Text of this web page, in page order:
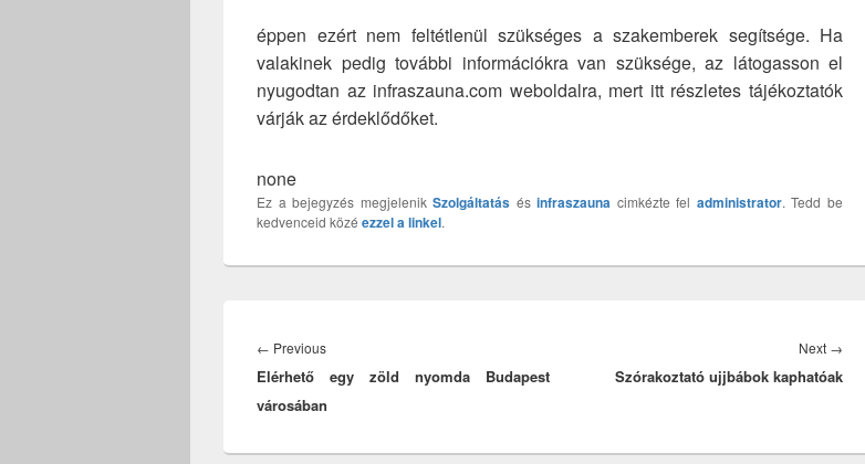
éppen ezért nem feltétlenül szükséges a szakemberek segítsége. Ha
valakinek pedig további információkra van szüksége, az látogasson el
nyugodtan az infraszauna.com weboldalra, mert itt részletes tájékoztatók
várják az érdeklődőket.
none
Ez a bejegyzés megjelenikSzolgáltatás ésinfraszauna cimkézte fel administrator. Tedd be
kedvenceid közé ezzel a linkel.
navigáció
← PreviousPrevious
post:
Elérhető egy zöld nyomda Budapest
városában
Next →
post:
Szórakoztató ujjbábok kaphatóak